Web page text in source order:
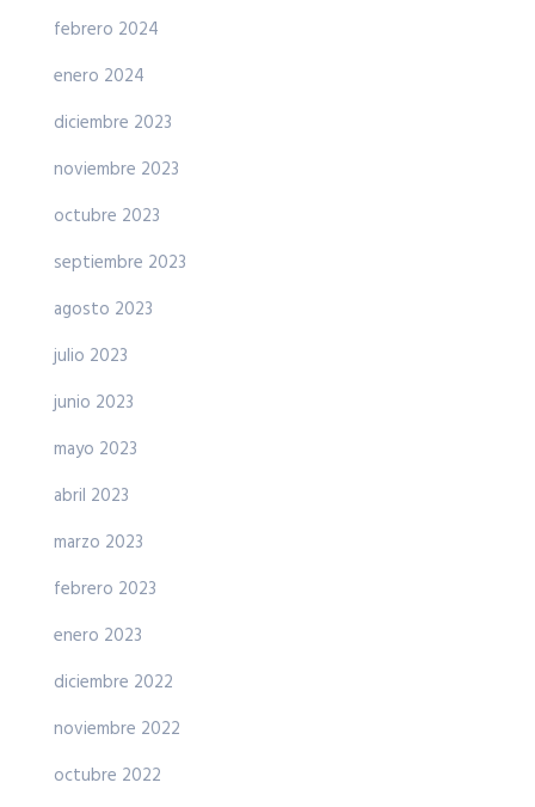
febrero 2024
enero 2024
diciembre 2023
noviembre 2023
octubre 2023
septiembre 2023
agosto 2023
julio 2023
junio 2023
mayo 2023
abril 2023
marzo 2023
febrero 2023
enero 2023
diciembre 2022
noviembre 2022
octubre 2022